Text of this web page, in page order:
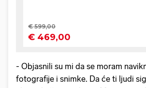
- Objasnili su mi da se moram
fotografije i snimke. Da će ti ljudi